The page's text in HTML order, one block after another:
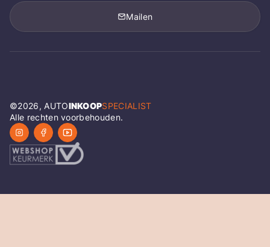
Mailen
©2026, AUTOINKOOPSPECIALIST
Alle rechten voorbehouden.